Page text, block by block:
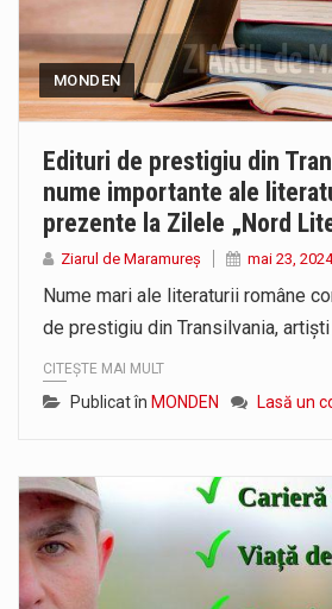
MONDEN
Edituri de prestigiu din
nume importante ale
prezente la Zilele „Nord
Ziarul de Maramureș mai 23, 2024
Nume mari ale literaturii române
de prestigiu din Transilvania,
CITEȘTE MAI MULT
Publicat în MONDEN Lasă un